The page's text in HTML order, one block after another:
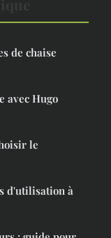
de chaise
avec Hugo
le
d'utilisation à